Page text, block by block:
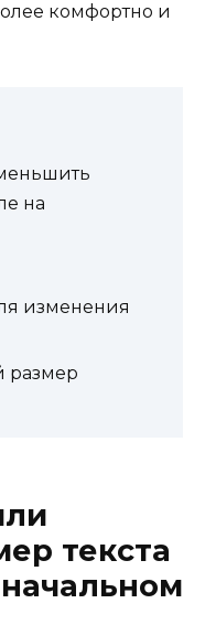
комфортно и
на
изменения
размер
текста